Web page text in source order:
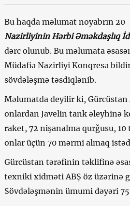
Bu haqda məlumat noyabrın
Nazirliyinin Hərbi Əməkdaşlıq
dərc olunub. Bu məlumata
Müdafiə Nazirliyi Konqresə
sövdələşmə təsdiqlənib.
Məlumatda deyilir ki,
onlardan Javelin tank əleyhinə
raket, 72 nişanalma qurğusu,
onlar üçün 70 mərmi almaq
Gürcüstan tərəfinin təklifinə
texniki xidməti ABŞ öz üzərinə
Sövdələşmənin ümumi dəyəri